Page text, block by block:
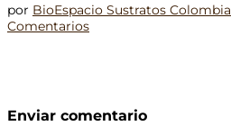
por BioEspacio Sustratos Colombia
Comentarios
Enviar comentario